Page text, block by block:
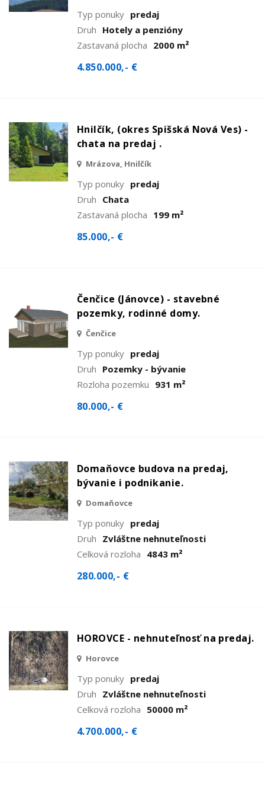
Typ ponuky predaj
Druh Hotely a penzióny
Zastavaná plocha 2000 m²
4.850.000,- €
Hnilčík, (okres Spišská Nová Ves) -
chata na predaj .
Mrázova, Hnilčík
Typ ponuky predaj
Druh Chata
Zastavaná plocha 199 m²
85.000,- €
Čenčice (Jánovce) - stavebné
pozemky, rodinné domy.
Čenčice
Typ ponuky predaj
Druh Pozemky - bývanie
Rozloha pozemku 931 m²
80.000,- €
Domaňovce budova na predaj,
bývanie i podnikanie.
Domaňovce
Typ ponuky predaj
Druh Zvláštne nehnuteľnosti
Celková rozloha 4843 m²
280.000,- €
HOROVCE - nehnuteľnosť na predaj.
Horovce
Typ ponuky predaj
Druh Zvláštne nehnuteľnosti
Celková rozloha 50000 m²
4.700.000,- €